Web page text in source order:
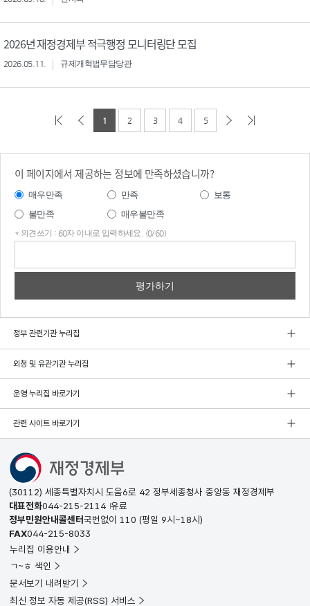
2026년 재정경제부 적극행정 모니터링단 모집
2026.05.11. 규제개혁법무담당관
1 2 3 4 5
이 페이지에서 제공하는 정보에 만족하셨습니까?
매우만족 만족
보통
불만족
매우불만족
* 의견쓰기 : 60자 이내로 입력하세요. (0/60)
정부 관련기관 누리집
외청 및 유관기관 누리집
운영 누리집 바로가기
관련 사이트 바로가기
(30112) 세종특별자치시 도움6로 42 정부세종청사 중앙동 재정경제부
대표전화044-215-2114 유료
정부민원안내콜센터국번없이 110 (평일 9시~18시)
FAX044-215-8033
누리집 이용안내
ㄱ~ㅎ 색인
문서보기 내려받기
최신 정보 자동 제공(RSS) 서비스